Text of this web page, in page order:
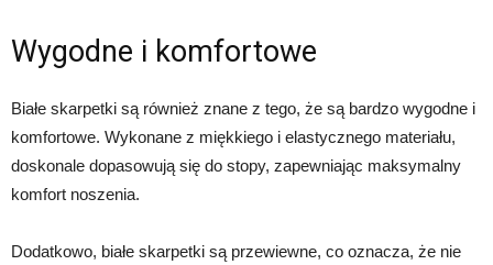
Wygodne i komfortowe
Białe skarpetki są również znane z tego, że są bardzo wygodne i
komfortowe. Wykonane z miękkiego i elastycznego materiału,
doskonale dopasowują się do stopy, zapewniając maksymalny
komfort noszenia.
Dodatkowo, białe skarpetki są przewiewne, co oznacza, że ​​nie